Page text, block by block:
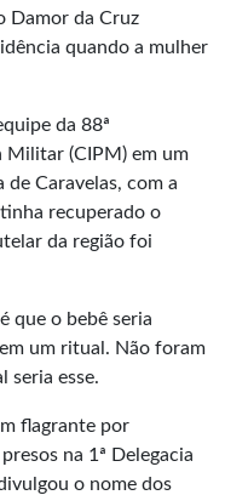
Damor da Cruz
quando a mulher
da 88ª
Militar (CIPM) em um
Caravelas, com a
recuperado o
da região foi
que o bebê seria
um ritual. Não foram
seria esse.
flagrante por
na 1ª Delegacia
o nome dos